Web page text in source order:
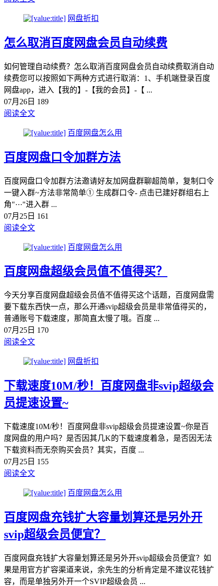
网盘折扣
怎么取消百度网盘会员自动续费
如何管理自动续费？怎么取消百度网盘会员自动续费取消自动
续费您可以按照如下两种方式进行取消：1、手机端登录百度
网盘app，进入【我的】-【我的会员】-【 ...
07月26日 189
阅读全文
百度网盘怎么用
百度网盘口令加群方法
百度网盘口令加群方法邀请好友加网盘群聊超简单，复制口令
一键入群~方法非常简单① 生成群口令- 点击已建好群组右上
角"···"进入群 ...
07月25日 161
阅读全文
百度网盘怎么用
百度网盘超级会员值不值得买？
今天分享百度网盘超级会员值不值得买这个话题，百度网盘需
要下载东西快一点，那么开通svip超级会员是非常值得买的，
普通账号下载速度，那简直太慢了哦。百度 ...
07月25日 170
阅读全文
网盘折扣
下载速度10M/秒！百度网盘非svip超级会
员提速设置~
下载速度10M/秒！百度网盘非svip超级会员提速设置~你是百
度网盘的用户吗？是否因其几K的下载速度着急，是否因无法
下载资料而无奈购买会员？其实，百度 ...
07月25日 155
阅读全文
百度网盘怎么用
百度网盘充钱扩大容量划算还是另外开
svip超级会员便宜？
百度网盘充钱扩大容量划算还是另外开svip超级会员便宜？如
果是用官方扩容渠道来说，余先生的分析肯定是不建议花钱扩
容，而是单独另外开一个SVIP超级会员 ...